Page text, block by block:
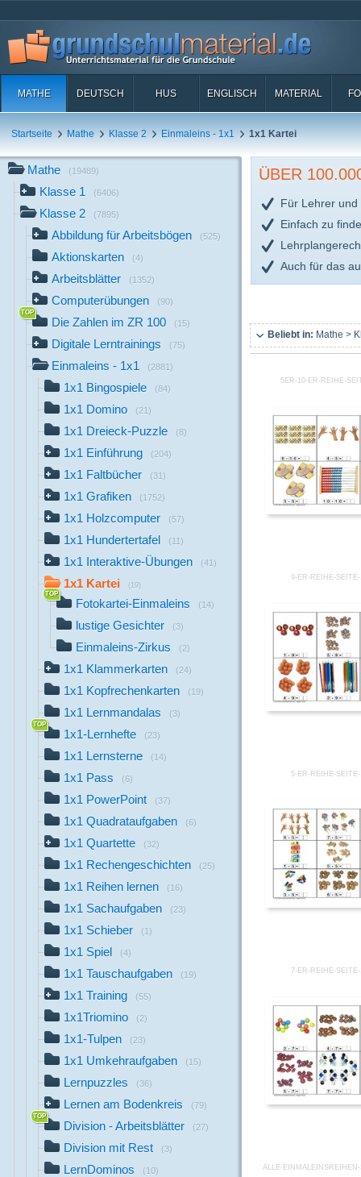
MATHE DEUTSCH HUS ENGLISCH MATERIAL
Startseite Mathe Klasse 2 Einmaleins - 1x1 1x1 Kartei
Mathe (19489)
Klasse 1 (6406)
Klasse 2 (7895)
Abbildung für Arbeitsbögen (525)
Aktionskarten (4)
Arbeitsblätter (1352)
Computerübungen (90)
Die Zahlen im ZR 100 (15)
Digitale Lerntrainings (75)
Einmaleins - 1x1 (2881)
1x1 Bingospiele (84)
1x1 Domino (21)
1x1 Dreieck-Puzzle (8)
1x1 Einführung (204)
1x1 Faltbücher (31)
1x1 Grafiken (1752)
1x1 Holzcomputer (57)
1x1 Hundertertafel (11)
1x1 Interaktive-Übungen (41)
1x1 Kartei (19)
Fotokartei-Einmaleins (14)
lustige Gesichter (3)
Einmaleins-Zirkus (2)
1x1 Klammerkarten (24)
1x1 Kopfrechenkarten (19)
1x1 Lernmandalas (3)
1x1-Lernhefte (23)
1x1 Lernsterne (14)
1x1 Pass (6)
1x1 PowerPoint (37)
1x1 Quadrataufgaben (6)
1x1 Quartette (32)
1x1 Rechengeschichten (25)
1x1 Reihen lernen (16)
1x1 Sachaufgaben (23)
1x1 Schieber (1)
1x1 Spiel (4)
1x1 Tauschaufgaben (19)
1x1 Training (55)
1x1Triomino (2)
1x1-Tulpen (23)
1x1 Umkehraufgaben (15)
Lernpuzzles (36)
Lernen am Bodenkreis (79)
Division - Arbeitsblätter (27)
Division mit Rest (3)
LernDominos (10)
ÜBER
Für Lehrer und
Einfach zu
Auch für das
Beliebt in: Mathe >
5ER-10-ER-REIHE-
9-ER-REIHE-
5-ER-REIHE-
7-ER-REIHE-
ALLE-